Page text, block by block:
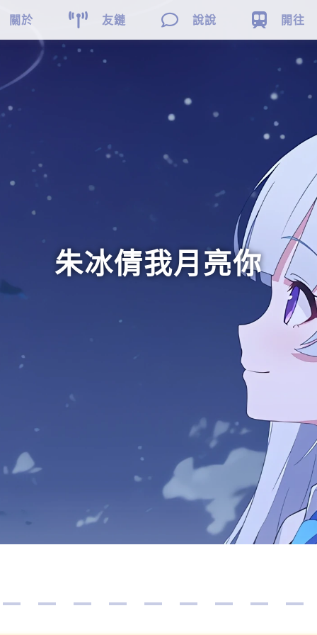
關於  友鏈  說說  開往
朱冰倩我月亮你